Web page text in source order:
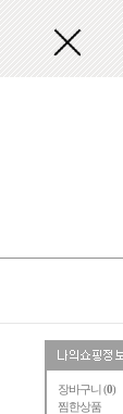
장바구니 (0)
찜한상품